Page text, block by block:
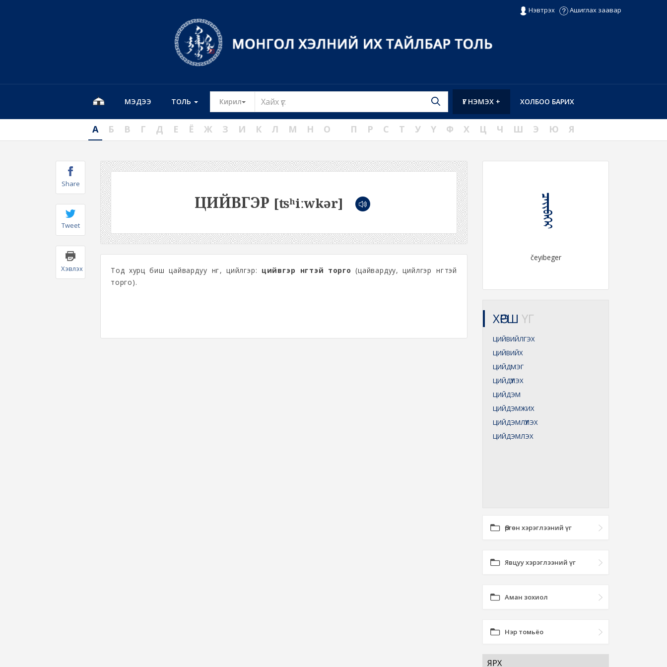
Нэвтрэх Ашиглах заавар
МЭДЭЭ ТОЛЬ Кирил Toggle Dropdown ХОЛБОО БАРИХ
ҮГ НЭМЭХ +
А Б В Г Д Е Ё Ж З И К Л М Н О П Р С Т У Ү Ф Х Ц Ч Ш Э Ю Я
Share
Tweet
Хэвлэх
ЦИЙВГЭР [ʦʰiːwkər]
Тод хурц биш цайвардуу өнгө, цийлгэр: цийвгэр өнгөтэй торго (цайвардуу, цийлгэр өнгөтэй
торго).
ᠴᠡᠶᠢᠪᠡᠭᠡᠷ
čeyibeger
ХӨРШ ҮГ
ЦИЙВИЙЛГЭХ
ЦИЙВИЙХ
ЦИЙДМЭГ
ЦИЙДҮҮЛЭХ
ЦИЙДЭМ
ЦИЙДЭМЖИХ
ЦИЙДЭМЛҮҮЛЭХ
ЦИЙДЭМЛЭХ
Өргөн хэрэглээний үг
Явцуу хэрэглээний үг
Аман зохиол
Нэр томьёо
ЯРХ